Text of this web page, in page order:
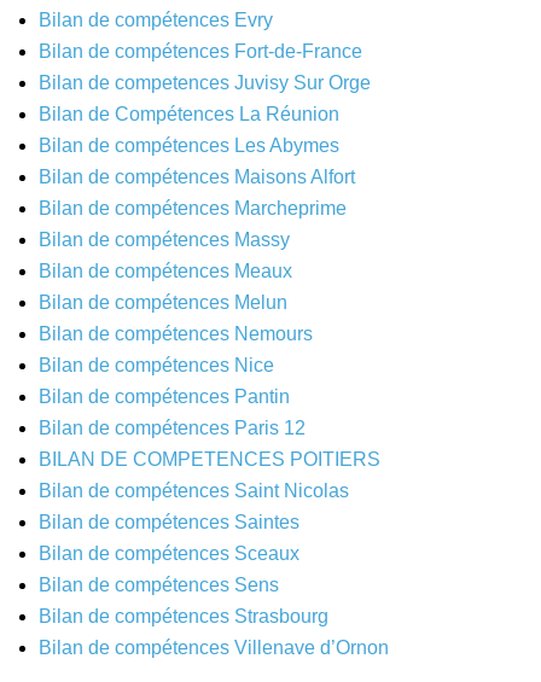
Bilan de compétences Evry
Bilan de compétences Fort-de-France
Bilan de competences Juvisy Sur Orge
Bilan de Compétences La Réunion
Bilan de compétences Les Abymes
Bilan de compétences Maisons Alfort
Bilan de compétences Marcheprime
Bilan de compétences Massy
Bilan de compétences Meaux
Bilan de compétences Melun
Bilan de compétences Nemours
Bilan de compétences Nice
Bilan de compétences Pantin
Bilan de compétences Paris 12
BILAN DE COMPETENCES POITIERS
Bilan de compétences Saint Nicolas
Bilan de compétences Saintes
Bilan de compétences Sceaux
Bilan de compétences Sens
Bilan de compétences Strasbourg
Bilan de compétences Villenave d’Ornon